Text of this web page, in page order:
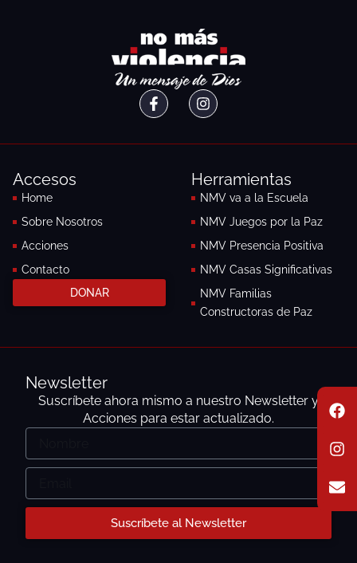
a
e
b
o
n
t
a
r
n
e
l
p
F
a
I
n
r
a
Accesos
Home
Sobre Nosotros
Acciones
Contacto
DONAR
Herramientas
NMV va a la Escuela
NMV Juegos por la Paz
NMV Presencia Positiva
NMV Casas Significativas
NMV Familias
Constructoras de Paz
Newsletter
Suscríbete ahora mismo a nuestro Newsletter y
Acciones para estar actualizado.
Nombre
Email
Suscríbete al Newsletter